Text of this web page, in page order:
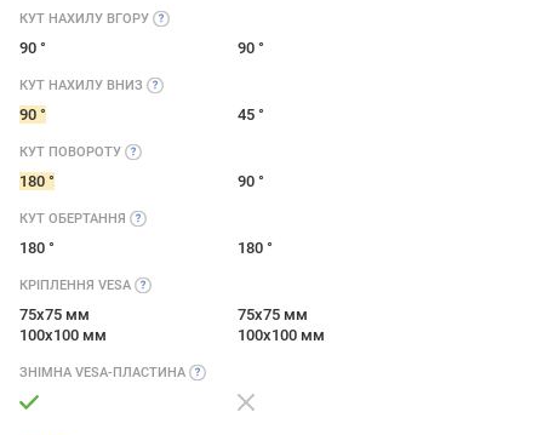
КУТ НАХИЛУ ВГОРУ
90 ° 90 °
КУТ НАХИЛУ ВНИЗ
90 ° 45 °
КУТ ПОВОРОТУ
180 ° 90 °
КУТ ОБЕРТАННЯ
180 ° 180 °
КРІПЛЕННЯ VESA
75x75 мм
100x100 мм
75x75 мм
100x100 мм
ЗНІМНА VESA-ПЛАСТИНА